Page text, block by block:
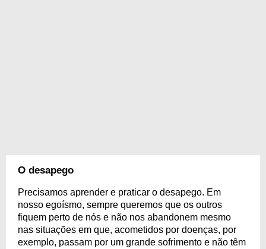
O desapego
Precisamos aprender e praticar o desapego. Em
nosso egoísmo, sempre queremos que os outros
fiquem perto de nós e não nos abandonem mesmo
nas situações em que, acometidos por doenças, por
exemplo, passam por um grande sofrimento e não têm